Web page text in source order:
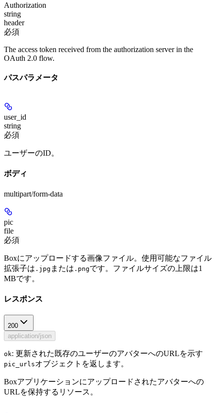
Authorization
string
header
必須
The access token received from the authorization server in the
OAuth 2.0 flow.
パスパラメータ
user_id
string
必須
ユーザーのID。
ボディ
multipart/form-data
pic
file
必須
Boxにアップロードする画像ファイル。使用可能なファイル
拡張子は .jpg または .pngです。ファイルサイズの上限は1
MBです。
レスポンス
200
application/json
ok: 更新された既存のユーザーのアバターへのURLを示す
pic_urlsオブジェクトを返します。
Boxアプリケーションにアップロードされたアバターへの
URLを保持するリソース。